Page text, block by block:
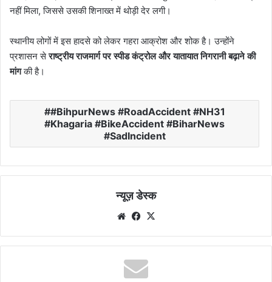
नहीं मिला, जिससे उसकी शिनाख्त में थोड़ी देर लगी।
स्थानीय लोगों में इस हादसे को लेकर गहरा आक्रोश और शोक है। उन्होंने
प्रशासन सेराष्ट्रीय राजमार्ग पर स्पीड कंट्रोल और यातायात निगरानी बढ़ाने की
मांगकी है।
#BihpurNews #RoadAccident #NH31
#Khagaria #BikeAccident #BiharNews
#SadIncident
न्यूज़ डेस्क
WebsiteFacebook